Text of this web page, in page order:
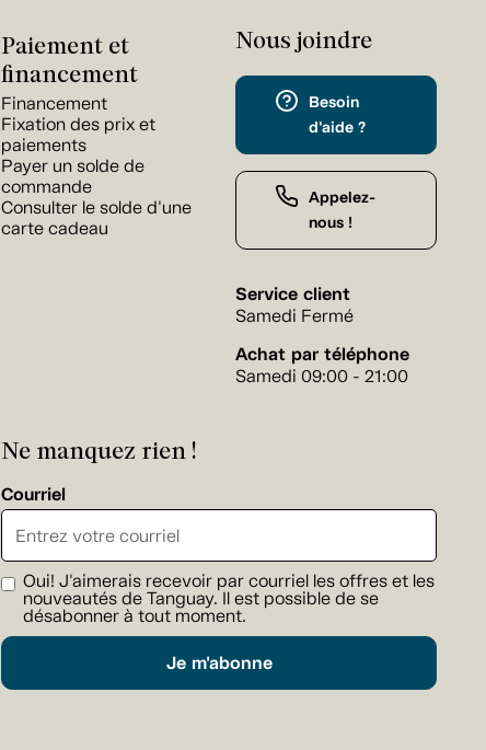
Paiement et
financement
Financement
Fixation des prix et
paiements
Payer un solde de
commande
Consulter le solde d'une
carte cadeau
Nous joindre
Besoin
d'aide ?
Appelez-
nous !
Service client
Samedi Fermé
Achat par téléphone
Samedi 09:00 - 21:00
Ne manquez rien !
Courriel
Oui! J'aimerais recevoir par courriel les offres et les
nouveautés de Tanguay. Il est possible de se
désabonner à tout moment.
Je m'abonne